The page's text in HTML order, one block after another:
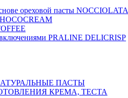
ореховой пасты NOCCIOLATA
PRALINE DELICRISP
ПАСТЫ
КРЕМА, ТЕСТА